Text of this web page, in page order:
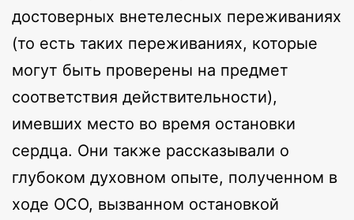
достоверных внетелесных переживаниях
(то есть таких переживаниях, которые
могут быть проверены на предмет
соответствия действительности),
имевших место во время остановки
сердца. Они также рассказывали о
глубоком духовном опыте, полученном в
ходе ОСО, вызванном остановкой